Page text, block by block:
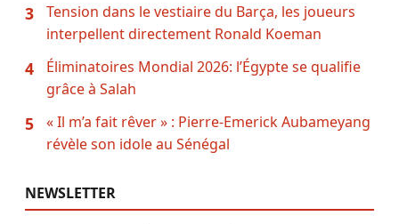
3
Tension dans le vestiaire du Barça, les joueurs
interpellent directement Ronald Koeman
4
Éliminatoires Mondial 2026: l’Égypte se qualifie
grâce à Salah
5
« Il m’a fait rêver » : Pierre-Emerick Aubameyang
révèle son idole au Sénégal
NEWSLETTER